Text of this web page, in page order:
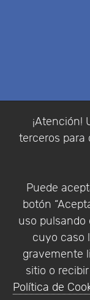
¡Atención!
terceros para
Puede
botón
uso pulsando
cuyo caso
gravemente
sitio o
Política de
Empresa|
©